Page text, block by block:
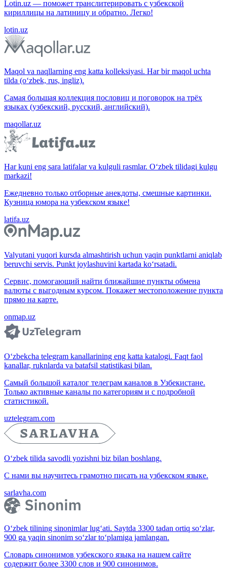
Lotin.uz — поможет транслитерировать с узбекской
кириллицы на латиницу и обратно. Легко!
lotin.uz
Maqol va naqllarning eng katta kolleksiyasi. Har bir maqol uchta
tilda (o‘zbek, rus, ingliz).
Самая большая коллекция пословиц и поговорок на трёх
языках (узбекский, русский, английский).
maqollar.uz
Har kuni eng sara latifalar va kulguli rasmlar. O‘zbek tilidagi kulgu
markazi!
Ежедневно только отборные анекдоты, смешные картинки.
Кузница юмора на узбекском языке!
latifa.uz
Valyutani yuqori kursda almashtirish uchun yaqin punktlarni aniqlab
beruvchi servis. Punkt joylashuvini kartada ko‘rsatadi.
Сервис, помогающий найти ближайшие пункты обмена
валюты с выгодным курсом. Покажет местоположение пункта
прямо на карте.
onmap.uz
O‘zbekcha telegram kanallarining eng katta katalogi. Faqt faol
kanallar, ruknlarda va batafsil statistikasi bilan.
Самый большой каталог телеграм каналов в Узбекистане.
Только активные каналы по категориям и с подробной
статистикой.
uztelegram.com
O‘zbek tilida savodli yozishni biz bilan boshlang.
С нами вы научитесь грамотно писать на узбекском языке.
sarlavha.com
O‘zbek tilining sinonimlar lug‘ati. Saytda 3300 tadan ortiq so‘zlar,
900 ga yaqin sinonim so‘zlar to‘plamiga jamlangan.
Словарь синонимов узбекского языка на нашем сайте
содержит более 3300 слов и 900 синонимов.